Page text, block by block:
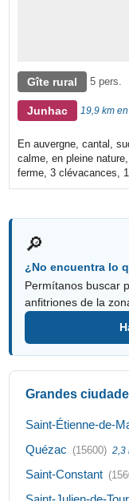
Gîte rural 5 pers.
Junhac 19,9 km
En auvergne, cantal,
calme, en pleine
ferme, 3 clévacances,
🔎
¿No encuentra lo
Permítanos buscar
anfitriones de la
Grandes
Saint-Étienne-de-
Quézac (15600) 2,3
Saint-Constant